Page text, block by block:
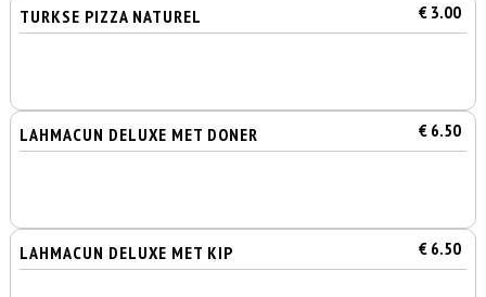
TURKSE PIZZA NATUREL € 3.00
LAHMACUN DELUXE MET DONER € 6.50
LAHMACUN DELUXE MET KIP € 6.50